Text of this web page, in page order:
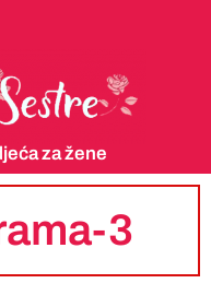
za žene
3